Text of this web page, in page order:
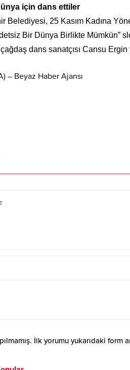
için dans ettiler
Belediyesi, 25 Kasım Kadına
Bir Dünya Birlikte Mümkün”
dans sanatçısı Cansu
– Beyaz Haber Ajansı
İlk yorumu yukarıdaki form